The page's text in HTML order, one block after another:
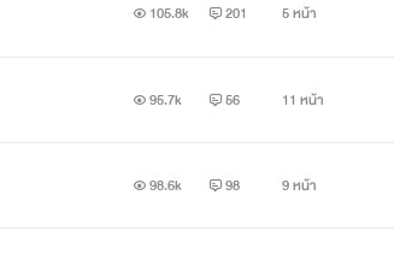
105.8k 201 5 หน้า
95.7k 56 11 หน้า
98.6k 98 9 หน้า